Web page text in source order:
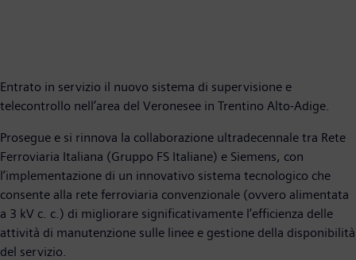
Entrato in servizio il nuovo sistema di supervisione e
telecontrollo nell’area del Veronesee in Trentino Alto-Adige.
Prosegue e si rinnova la collaborazione ultradecennale tra Rete
Ferroviaria Italiana (Gruppo FS Italiane) e Siemens, con
l’implementazione di un innovativo sistema tecnologico che
consente alla rete ferroviaria convenzionale (ovvero alimentata
a 3 kV c. c.) di migliorare significativamente l’efficienza delle
attività di manutenzione sulle linee e gestione della disponibilità
del servizio.